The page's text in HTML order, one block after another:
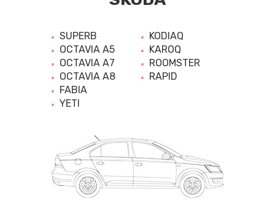
SUPERB
OCTAVIA A5
OCTAVIA A7
OCTAVIA A8
FABIA
YETI
KODIAQ
KAROQ
ROOMSTER
RAPID